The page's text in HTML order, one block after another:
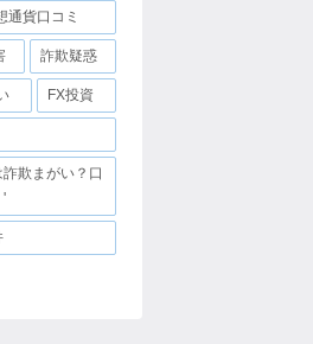
通貨口コミ
詐欺疑惑
FX投資
欺まがい？口
'